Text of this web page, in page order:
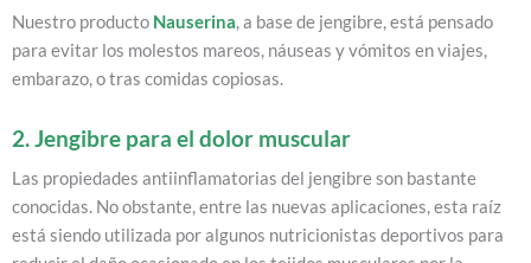
Nuestro producto Nauserina, a base de jengibre, está pensado
para evitar los molestos mareos, náuseas y vómitos en viajes,
embarazo, o tras comidas copiosas.
2. Jengibre para el dolor muscular
Las propiedades antiinflamatorias del jengibre son bastante
conocidas. No obstante, entre las nuevas aplicaciones, esta raíz
está siendo utilizada por algunos nutricionistas deportivos para